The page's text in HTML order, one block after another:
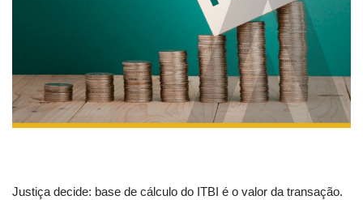
Justiça decide: base de cálculo do ITBI é o valor da transação.